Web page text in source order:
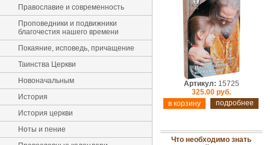
Православие и современность
Проповедники и подвижники
благочестия нашего времени
Покаяние, исповедь, причащение
Таинства Церкви
Новоначальным
История
История церкви
Ноты и пение
Артикул: 15725
325.00 руб.
подробнее
Что необходимо знать